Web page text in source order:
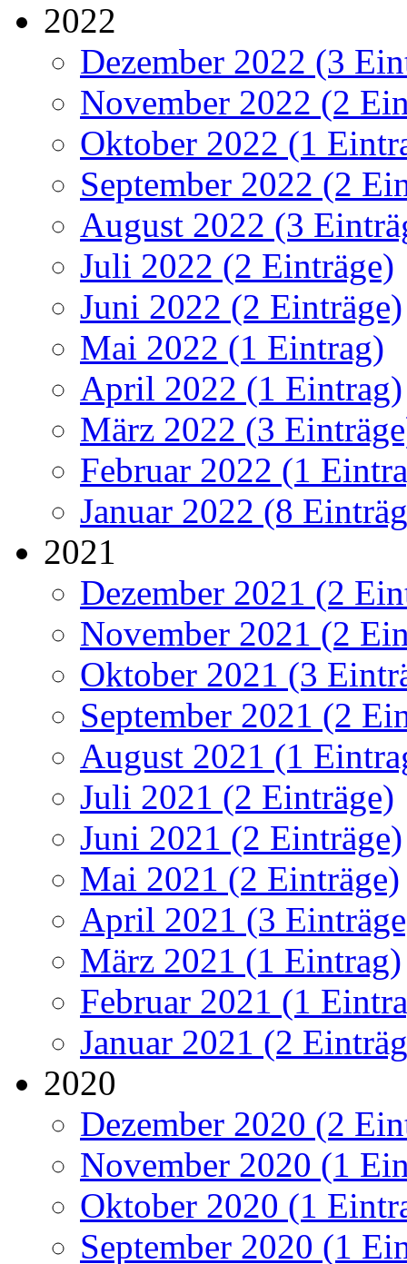
2022
Dezember 2022 (3
November 2022 (2
Oktober 2022 (1
September 2022 (2
August 2022 (3
Juli 2022 (2 Einträge)
Juni 2022 (2 Einträge)
Mai 2022 (1 Eintrag)
April 2022 (1 Eintrag)
März 2022 (3
Februar 2022 (1
Januar 2022 (8
2021
Dezember 2021 (2
November 2021 (2
Oktober 2021 (3
September 2021 (2
August 2021 (1
Juli 2021 (2 Einträge)
Juni 2021 (2 Einträge)
Mai 2021 (2 Einträge)
April 2021 (3
März 2021 (1 Eintrag)
Februar 2021 (1
Januar 2021 (2
2020
Dezember 2020 (2
November 2020 (1
Oktober 2020 (1
September 2020 (1